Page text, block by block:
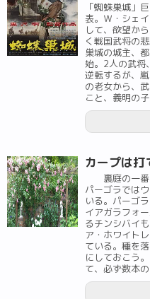
「蜘蛛巣城」
表。Ｗ・シェ
して、欲望か
く戦国武将の
巣城の城主、
始。2人の武将
逆転するが、
の老女から、
こと、義明の
カープは打
裏庭の一番
パーゴラでは
いる。パーゴ
イアガラフォ
るチンシバイ
ア・ホワイト
ている。種を
にしておこう
て、必ず数本